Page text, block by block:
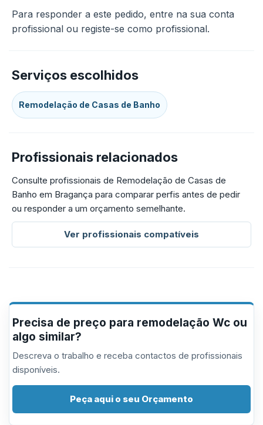
Para responder a este pedido, entre na sua conta
profissional ou registe-se como profissional.
Serviços escolhidos
Remodelação de Casas de Banho
Profissionais relacionados
Consulte profissionais de Remodelação de Casas de
Banho em Bragança para comparar perfis antes de pedir
ou responder a um orçamento semelhante.
Ver profissionais compatíveis
Precisa de preço para remodelação Wc ou
algo similar?
Descreva o trabalho e receba contactos de profissionais
disponíveis.
Peça aqui o seu Orçamento